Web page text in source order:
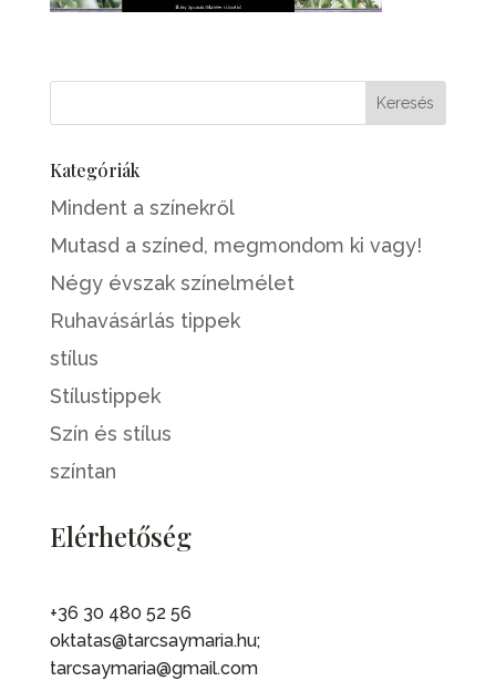
Kategóriák
Mindent a színekről
Mutasd a színed, megmondom ki vagy!
Négy évszak színelmélet
Ruhavásárlás tippek
stílus
Stílustippek
Szín és stílus
színtan
Elérhetőség
+36 30 480 52 56
oktatas@tarcsaymaria.hu;
tarcsaymaria@gmail.com